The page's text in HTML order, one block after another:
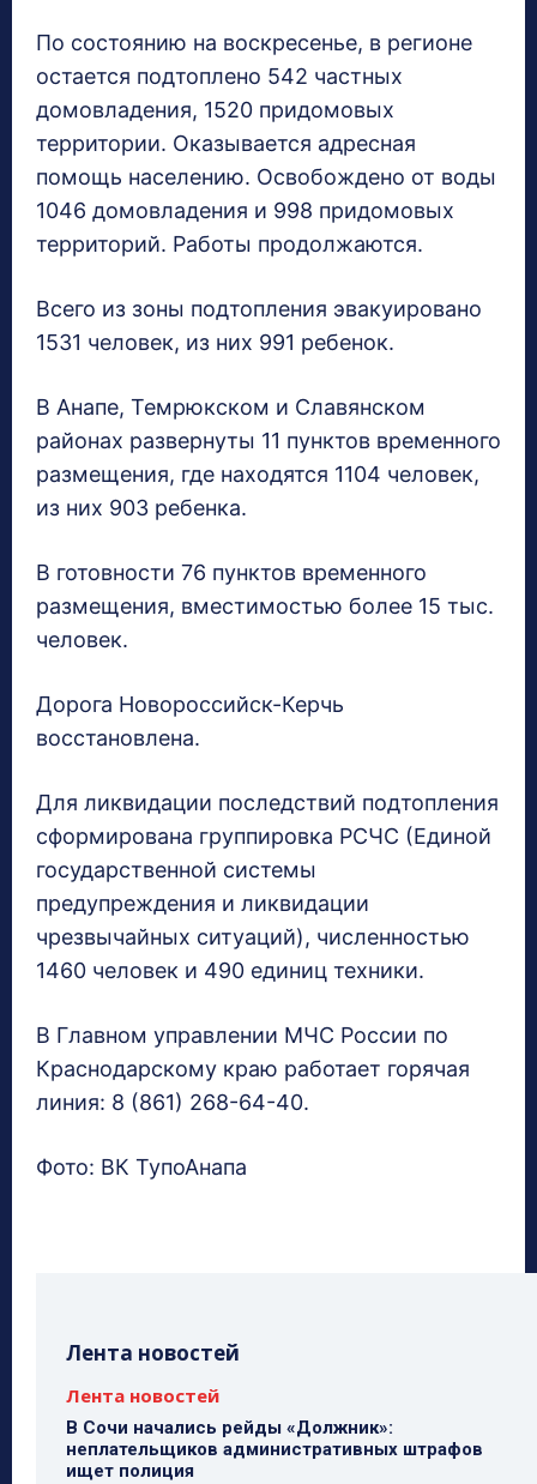
По состоянию на воскресенье, в регионе
остается подтоплено 542 частных
домовладения, 1520 придомовых
территории. Оказывается адресная
помощь населению. Освобождено от воды
1046 домовладения и 998 придомовых
территорий. Работы продолжаются.
Всего из зоны подтопления эвакуировано
1531 человек, из них 991 ребенок.
В Анапе, Темрюкском и Славянском
районах развернуты 11 пунктов временного
размещения, где находятся 1104 человек,
из них 903 ребенка.
В готовности 76 пунктов временного
размещения, вместимостью более 15 тыс.
человек.
Дорога Новороссийск-Керчь
восстановлена.
Для ликвидации последствий подтопления
сформирована группировка РСЧС (Единой
государственной системы
предупреждения и ликвидации
чрезвычайных ситуаций), численностью
1460 человек и 490 единиц техники.
В Главном управлении МЧС России по
Краснодарскому краю работает горячая
линия: 8 (861) 268-64-40.
Фото: ВК ТупоАнапа
Лента новостей
Лента новостей
В Сочи начались рейды «Должник»:
неплательщиков административных штрафов
ищет полиция